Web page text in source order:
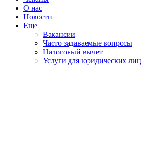
О нас
Новости
Еще
Вакансии
Часто задаваемые вопросы
Налоговый вычет
Услуги для юридических лиц